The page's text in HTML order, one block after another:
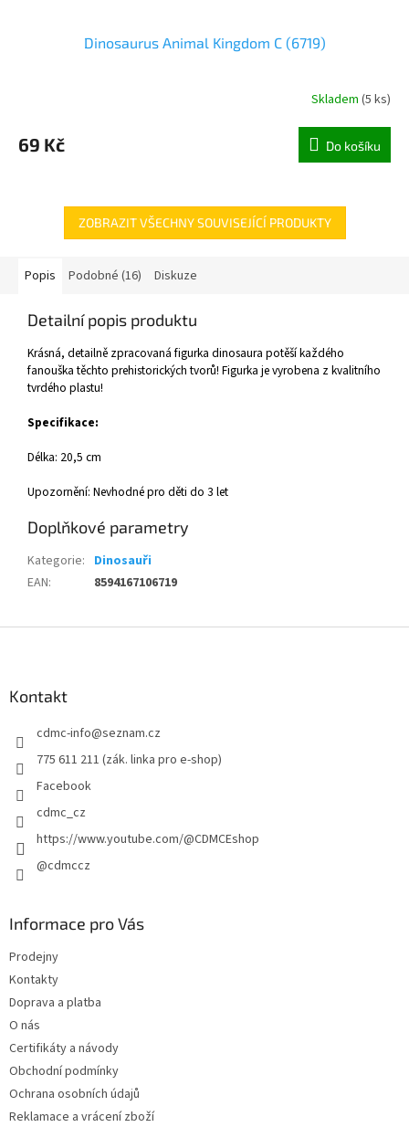
Dinosaurus Animal Kingdom C (6719)
Skladem (5 ks)
69 Kč Do košíku
ZOBRAZIT VŠECHNY SOUVISEJÍCÍ PRODUKTY
Popis Podobné (16) Diskuze
Detailní popis produktu
Krásná, detailně zpracovaná figurka dinosaura potěší každého
fanouška těchto prehistorických tvorů! Figurka je vyrobena z kvalitního
tvrdého plastu!
Specifikace:
Délka: 20,5 cm
Upozornění: Nevhodné pro děti do 3 let
Doplňkové parametry
Kategorie: Dinosauři
EAN: 8594167106719
Kontakt
cdmc-info@seznam.cz
775 611 211 (zák. linka pro e-shop)
Facebook
cdmc_cz
https://www.youtube.com/@CDMCEshop
@cdmccz
Informace pro Vás
Prodejny
Kontakty
Doprava a platba
O nás
Certifikáty a návody
Obchodní podmínky
Ochrana osobních údajů
Reklamace a vrácení zboží